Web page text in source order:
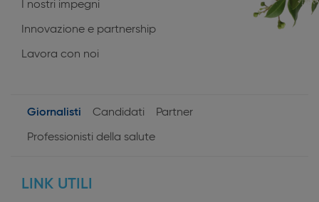
I nostri impegni
Innovazione e partnership
Lavora con noi
User
Giornalisti Candidati Partner
Professionisti della salute
LINK UTILI